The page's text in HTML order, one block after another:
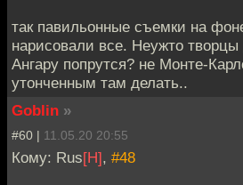
так павильонные съемки на
нарисовали все. Неужто
Ангару попрутся? не Монте-
утонченным там делать..
Goblin »
#60 | 11.05.20 20:55
Кому: Rus[H], #48